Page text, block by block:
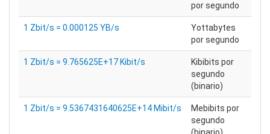
por segundo
1 Zbit/s = 0.000125 YB/s
Yottabytes
por segundo
1 Zbit/s = 9.765625E+17 Kibit/s
Kibibits por
segundo
(binario)
1 Zbit/s = 9.5367431640625E+14 Mibit/s
Mebibits por
segundo